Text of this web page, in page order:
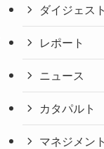
ダイジェスト
レポート
ニュース
カタパルト
マネジメント